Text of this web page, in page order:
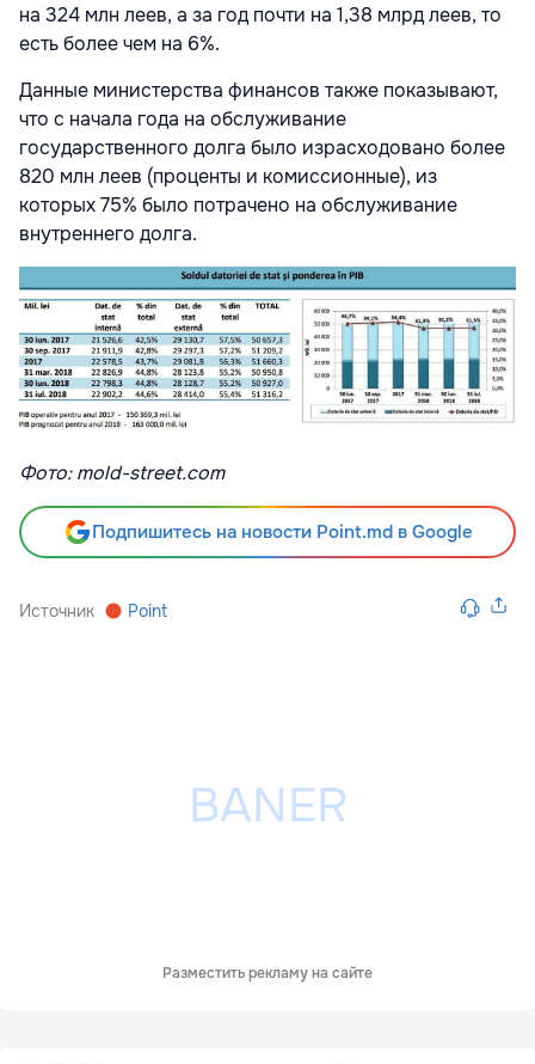
на 324 млн леев, а за год почти на 1,38 млрд леев, то
есть более чем на 6%.
Данные министерства финансов также показывают,
что с начала года на обслуживание
государственного долга было израсходовано более
820 млн леев (проценты и комиссионные), из
которых 75% было потрачено на обслуживание
внутреннего долга.
Фото: mold-street.com
Подпишитесь на новости Point.md в Google
Источник Point
Разместить рекламу на сайте